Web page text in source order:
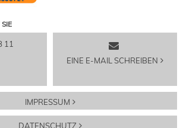
11
EINE E-MAIL SCHREIBEN
IMPRESSUM
DATENSCHUTZ